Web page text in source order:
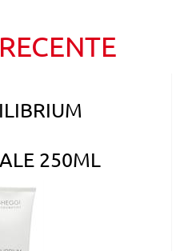
250ML